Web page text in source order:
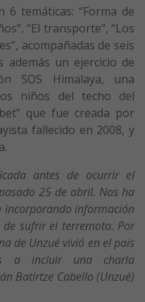
temáticas: “Forma de
“El transporte”, “Los
acompañadas de seis
además un ejercicio de
SOS Himalaya, una
niños del techo del
que fue creada por
fallecido en 2008, y
antes de ocurrir el
25 de abril. Nos ha
incorporando información
sufrir el terremoto. Por
de Unzué vivió en el país
a incluir una charla
Batirtze Cabello (Unzué)